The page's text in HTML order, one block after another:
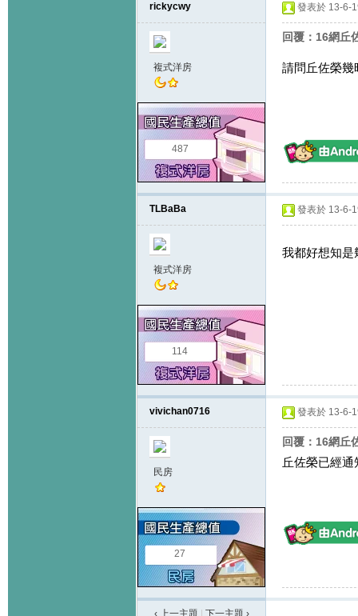
rickycwy
複式洋房
487
發表於 13-6-
回覆：16網丘
請問丘佐榮幾
TLBaBa
複式洋房
114
發表於 13-6-
我都好想知是
vivichan0716
民房
27
發表於 13-6-
回覆：16網丘
丘佐榮已經通
‹ 上一主題 下一主題 ›